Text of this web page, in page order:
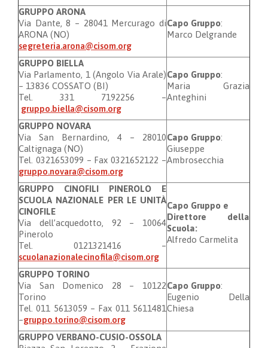
GRUPPO ARONA
Via Dante, 8 – 28041 Mercurago di
ARONA (NO)
segreteria.arona@cisom.org
Capo Gruppo:
Marco Delgrande
GRUPPO BIELLA
Via Parlamento, 1 (Angolo Via Arale)
– 13836 COSSATO (BI)
Tel. 331 7192256 –
gruppo.biella@cisom.org
Capo Gruppo:
Maria Grazia
Anteghini
GRUPPO NOVARA
Via San Bernardino, 4 – 28010
Caltignaga (NO)
Tel. 0321653099 – Fax 0321652122 –
gruppo.novara@cisom.org
Capo Gruppo:
Giuseppe
Ambrosecchia
GRUPPO CINOFILI PINEROLO E
SCUOLA NAZIONALE PER LE UNITÀ
CINOFILE
Via dell’acquedotto, 92 – 10064
Pinerolo
Tel. 0121321416 –
scuolanazionalecinofila@cisom.org
Capo Gruppo e
Direttore della
Scuola:
Alfredo Carmelita
GRUPPO TORINO
Via San Domenico 28 – 10122
Torino
Tel. 011 5613059 – Fax 011 5611481
–gruppo.torino@cisom.org
Capo Gruppo:
Eugenio Della
Chiesa
GRUPPO VERBANO-CUSIO-OSSOLA